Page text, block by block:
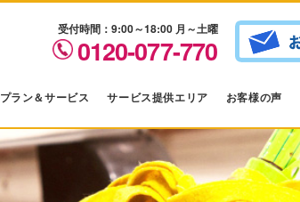
受付時間：9:00～18:00 月～土曜
0120-077-770
プラン＆サービス サービス提供エリア お客様の声